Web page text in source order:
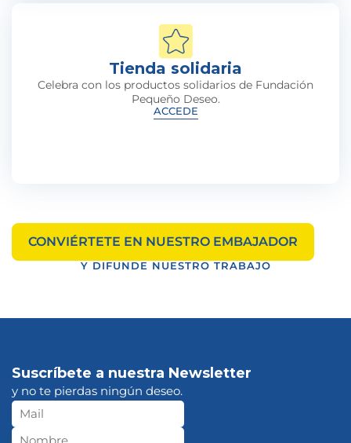
Tienda solidaria
Celebra con los productos solidarios de Fundación
Pequeño Deseo.
ACCEDE
CONVIÉRTETE EN NUESTRO EMBAJADOR
Y DIFUNDE NUESTRO TRABAJO
Suscríbete a nuestra Newsletter
y no te pierdas ningún deseo.